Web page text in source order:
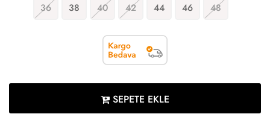
36 38 40 42 44 46 48
SEPETE EKLE